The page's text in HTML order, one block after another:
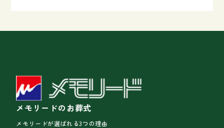
メモリードのお葬式
メモリードが選ばれる3つの理由